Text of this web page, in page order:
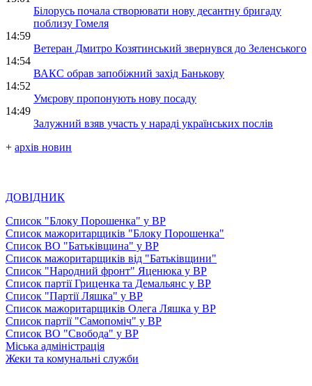
Білорусь почала створювати нову десантну бригаду
поблизу Гомеля
14:59
Ветеран Дмитро Козятинський звернувся до Зеленського
14:54
ВАКС обрав запобіжний захід Банькову
14:52
Умєрову пропонують нову посаду
14:49
Залужний взяв участь у нараді українських послів
+ архів новин
ДОВІДНИК
Список "Блоку Порошенка" у ВР
Список мажоритарщиків "Блоку Порошенка"
Список ВО "Батьківщина" у ВР
Список мажоритарщиків від "Батьківщини"
Список "Народний фронт" Яценюка у ВР
Список партії Гриценка та Демальянс у ВР
Список "Партії Ляшка" у ВР
Список мажоритарщиків Олега Ляшка у ВР
Список партії "Самопоміч" у ВР
Список ВО "Свобода" у ВР
Міська адміністрація
Жеки та комунальні служби